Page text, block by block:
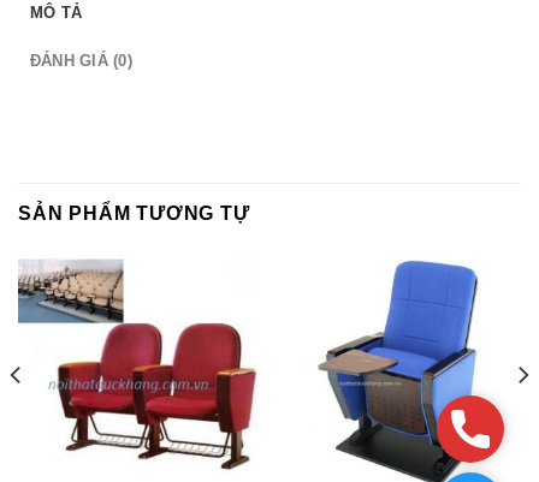
MÔ TẢ
ĐÁNH GIÁ (0)
SẢN PHẨM TƯƠNG TỰ
Phone